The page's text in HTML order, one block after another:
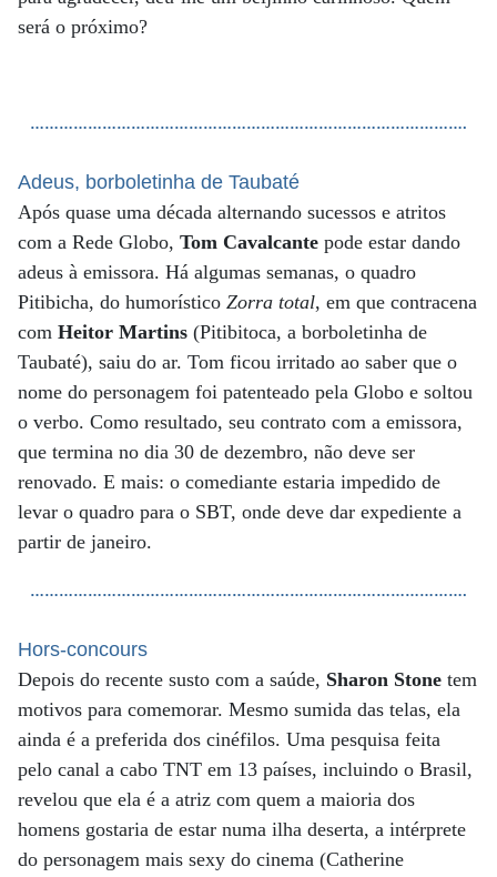
será o próximo?
……………………………………………………………………………….
Adeus, borboletinha de Taubaté
Após quase uma década alternando sucessos e atritos
com a Rede Globo, Tom Cavalcante pode estar dando
adeus à emissora. Há algumas semanas, o quadro
Pitibicha, do humorístico Zorra total, em que contracena
com Heitor Martins (Pitibitoca, a borboletinha de
Taubaté), saiu do ar. Tom ficou irritado ao saber que o
nome do personagem foi patenteado pela Globo e soltou
o verbo. Como resultado, seu contrato com a emissora,
que termina no dia 30 de dezembro, não deve ser
renovado. E mais: o comediante estaria impedido de
levar o quadro para o SBT, onde deve dar expediente a
partir de janeiro.
……………………………………………………………………………….
Hors-concours
Depois do recente susto com a saúde, Sharon Stone tem
motivos para comemorar. Mesmo sumida das telas, ela
ainda é a preferida dos cinéfilos. Uma pesquisa feita
pelo canal a cabo TNT em 13 países, incluindo o Brasil,
revelou que ela é a atriz com quem a maioria dos
homens gostaria de estar numa ilha deserta, a intérprete
do personagem mais sexy do cinema (Catherine